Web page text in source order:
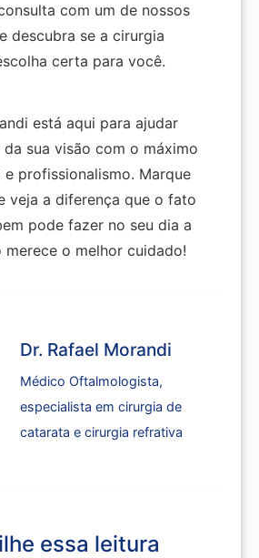
com um de nossos
descubra se a cirurgia
certa para você.
está aqui para ajudar
sua visão com o máximo
e profissionalismo. Marque
veja a diferença que o fato
pode fazer no seu dia a
merece o melhor cuidado!
Dr. Rafael Morandi
Médico Oftalmologista,
especialista em cirurgia de
catarata e cirurgia refrativa
essa leitura